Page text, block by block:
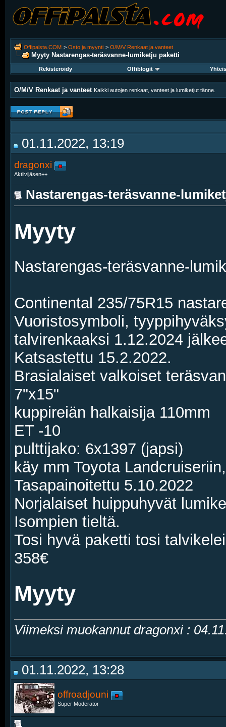
Offipalsta.COM > Osto ja myynti > O/M/V Renkaat ja vanteet
Myyty Nastarengas-teräsvanne-lumiketju paketti
Rekisteröidy Offiblogit
O/M/V Renkaat ja vanteet Kaikki autojen renkaat, vanteet ja lumiketjut tänne.
01.11.2022, 13:19
dragonxi
Aktiivijäsen++
Nastarengas-teräsvanne-
Myyty
Nastarengas-teräsvanne-
Continental 235/75R15
Vuoristosymboli,
talvirenkaaksi 1.12.2024
Katsastettu 15.2.2022.
Brasialaiset valkoiset
7"x15"
kuppireiän halkaisija 110mm
ET -10
pulttijako: 6x1397 (japsi)
käy mm Toyota
Tasapainoitettu 5.10.2022
Norjalaiset huippuhyvät
Isompien tieltä.
Tosi hyvä paketti tosi
358€
Myyty
Viimeksi muokannut dragonxi :
01.11.2022, 13:28
offroadjouni
Super Moderator